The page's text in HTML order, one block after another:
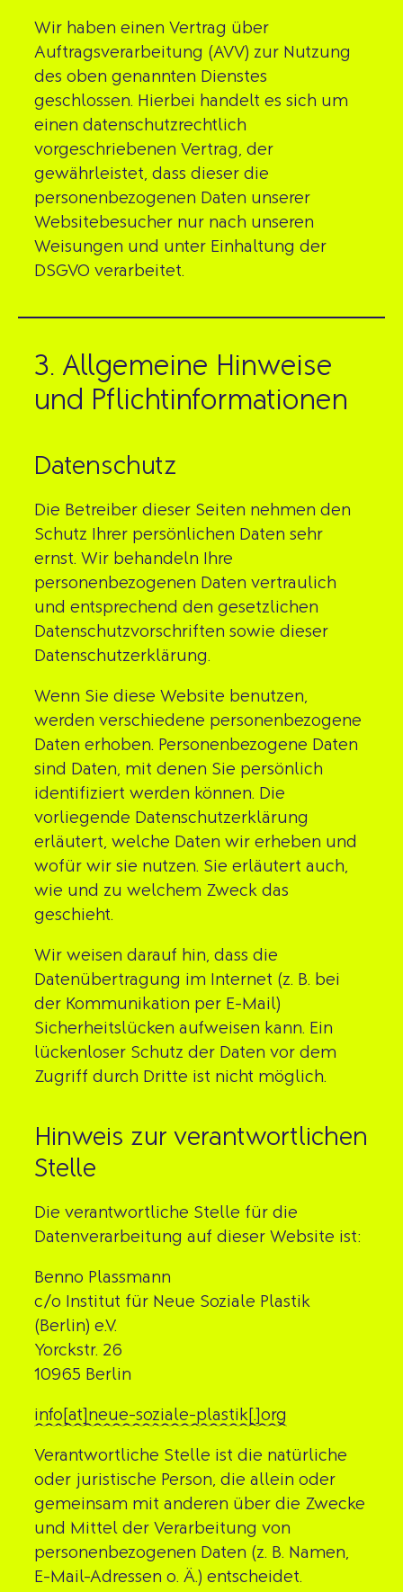
Wir haben einen Vertrag über
Auftragsverarbeitung (AVV) zur Nutzung
des oben genannten Dienstes
geschlossen. Hierbei handelt es sich um
einen datenschutzrechtlich
vorgeschriebenen Vertrag, der
gewährleistet, dass dieser die
personenbezogenen Daten unserer
Websitebesucher nur nach unseren
Weisungen und unter Einhaltung der
DSGVO verarbeitet.
3. Allgemeine Hinweise
und Pflicht­informationen
Datenschutz
Die Betreiber dieser Seiten nehmen den
Schutz Ihrer persönlichen Daten sehr
ernst. Wir behandeln Ihre
personenbezogenen Daten vertraulich
und entsprechend den gesetzlichen
Datenschutzvorschriften sowie dieser
Datenschutzerklärung.
Wenn Sie diese Website benutzen,
werden verschiedene personenbezogene
Daten erhoben. Personenbezogene Daten
sind Daten, mit denen Sie persönlich
identifiziert werden können. Die
vorliegende Datenschutzerklärung
erläutert, welche Daten wir erheben und
wofür wir sie nutzen. Sie erläutert auch,
wie und zu welchem Zweck das
geschieht.
Wir weisen darauf hin, dass die
Datenübertragung im Internet (z. B. bei
der Kommunikation per E-Mail)
Sicherheitslücken aufweisen kann. Ein
lückenloser Schutz der Daten vor dem
Zugriff durch Dritte ist nicht möglich.
Hinweis zur verantwortlichen
Stelle
Die verantwortliche Stelle für die
Datenverarbeitung auf dieser Website ist:
Benno Plassmann
c/o Institut für Neue Soziale Plastik
(Berlin) e.V.
Yorckstr. 26
10965 Berlin
info[at]neue-soziale-plastik[.]org
Verantwortliche Stelle ist die natürliche
oder juristische Person, die allein oder
gemeinsam mit anderen über die Zwecke
und Mittel der Verarbeitung von
personenbezogenen Daten (z. B. Namen,
E-Mail-Adressen o. Ä.) entscheidet.